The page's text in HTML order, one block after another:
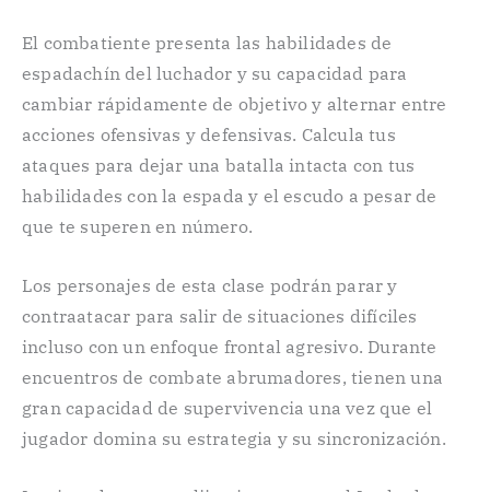
El combatiente presenta las habilidades de
espadachín del luchador y su capacidad para
cambiar rápidamente de objetivo y alternar entre
acciones ofensivas y defensivas. Calcula tus
ataques para dejar una batalla intacta con tus
habilidades con la espada y el escudo a pesar de
que te superen en número.
Los personajes de esta clase podrán parar y
contraatacar para salir de situaciones difíciles
incluso con un enfoque frontal agresivo. Durante
encuentros de combate abrumadores, tienen una
gran capacidad de supervivencia una vez que el
jugador domina su estrategia y su sincronización.